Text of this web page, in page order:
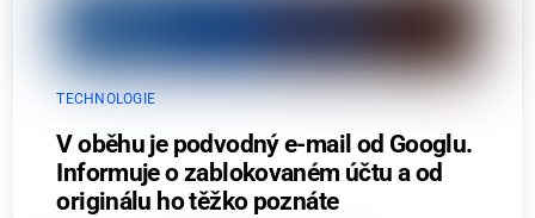
TECHNOLOGIE
V oběhu je podvodný e-mail od Googlu.
Informuje o zablokovaném účtu a od
originálu ho těžko poznáte